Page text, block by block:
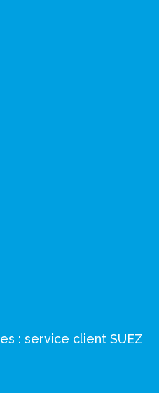
: service client SUEZ